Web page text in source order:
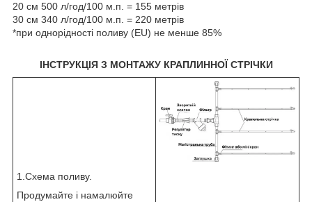
20 см 500 л/год/100 м.п. = 155 метрів
30 см 340 л/год/100 м.п. = 220 метрів
*при однорідності поливу (EU) не менше 85%
ІНСТРУКЦІЯ З МОНТАЖУ КРАПЛИННОЇ СТРІЧКИ
1.Схема поливу.
Продумайте і намалюйте